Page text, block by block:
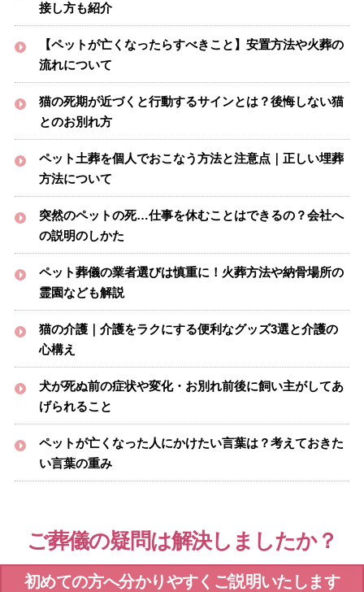
接し方も紹介
【ペットが亡くなったらすべきこと】安置方法や火葬の
流れについて
猫の死期が近づくと行動するサインとは？後悔しない猫
とのお別れ方
ペット土葬を個人でおこなう方法と注意点｜正しい埋葬
方法について
突然のペットの死…仕事を休むことはできるの？会社へ
の説明のしかた
ペット葬儀の業者選びは慎重に！火葬方法や納骨場所の
霊園なども解説
猫の介護｜介護をラクにする便利なグッズ3選と介護の
心構え
犬が死ぬ前の症状や変化・お別れ前後に飼い主がしてあ
げられること
ペットが亡くなった人にかけたい言葉は？考えておきた
い言葉の重み
ご葬儀の疑問は解決しましたか？
初めての方へ分かりやすくご説明いたします